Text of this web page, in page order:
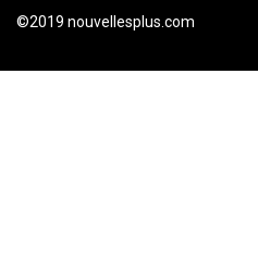
©2019 nouvellesplus.com